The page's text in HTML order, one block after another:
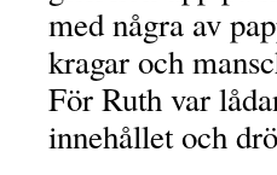
med några av
kragar och
För Ruth var
innehållet och